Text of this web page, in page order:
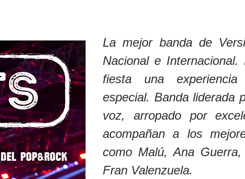
La mejor banda de
Nacional e
fiesta una
especial. Banda liderada
voz, arropado por
acompañan a los
como Malú, Ana
Fran Valenzuela.